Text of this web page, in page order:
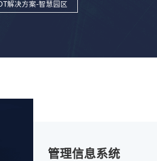
DT解决方案-智慧园区
管理信息系统